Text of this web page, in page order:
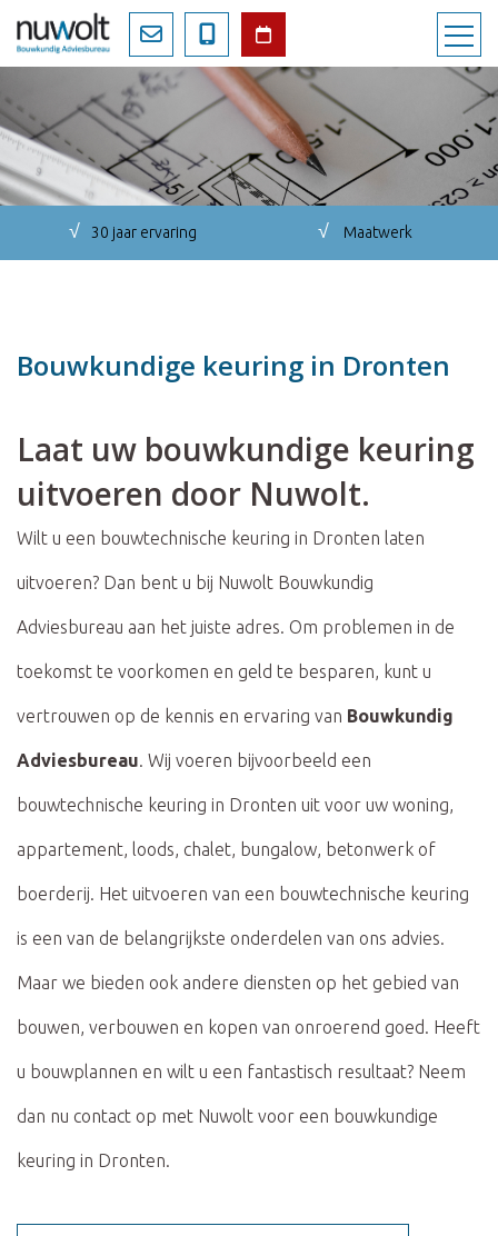
√ 30 jaar ervaring √ Maatwerk
Bouwkundige keuring in Dronten
Laat uw bouwkundige keuring
uitvoeren door Nuwolt.
Wilt u een bouwtechnische keuring in Dronten laten
uitvoeren? Dan bent u bij Nuwolt Bouwkundig
Adviesbureau aan het juiste adres. Om problemen in de
toekomst te voorkomen en geld te besparen, kunt u
vertrouwen op de kennis en ervaring van Bouwkundig
Adviesbureau. Wij voeren bijvoorbeeld een
bouwtechnische keuring in Dronten uit voor uw woning,
appartement, loods, chalet, bungalow, betonwerk of
boerderij. Het uitvoeren van een bouwtechnische keuring
is een van de belangrijkste onderdelen van ons advies.
Maar we bieden ook andere diensten op het gebied van
bouwen, verbouwen en kopen van onroerend goed. Heeft
u bouwplannen en wilt u een fantastisch resultaat? Neem
dan nu contact op met Nuwolt voor een bouwkundige
keuring in Dronten.